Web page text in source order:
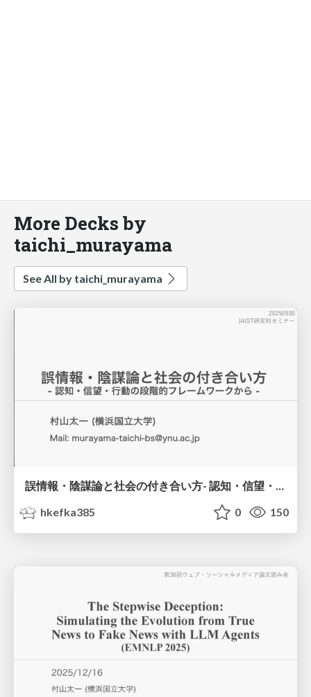
More Decks by
taichi_murayama
See All by taichi_murayama
誤情報・陰謀論と社会の付き合い方 - 認知・信望・行動の段階的フレームワークから -
hkefka385
0 150